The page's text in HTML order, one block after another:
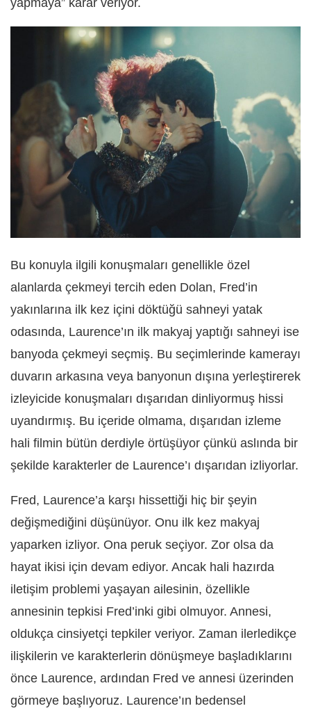
Bu konuyla ilgili konuşmaları genellikle özel
alanlarda çekmeyi tercih eden Dolan, Fred’in
yakınlarına ilk kez içini döktüğü sahneyi yatak
odasında, Laurence’ın ilk makyaj yaptığı sahneyi ise
banyoda çekmeyi seçmiş. Bu seçimlerinde kamerayı
duvarın arkasına veya banyonun dışına yerleştirerek
izleyicide konuşmaları dışarıdan dinliyormuş hissi
uyandırmış. Bu içeride olmama, dışarıdan izleme
hali filmin bütün derdiyle örtüşüyor çünkü aslında bir
şekilde karakterler de Laurence’ı dışarıdan izliyorlar.
Fred, Laurence’a karşı hissettiği hiç bir şeyin
değişmediğini düşünüyor. Onu ilk kez makyaj
yaparken izliyor. Ona peruk seçiyor. Zor olsa da
hayat ikisi için devam ediyor. Ancak hali hazırda
iletişim problemi yaşayan ailesinin, özellikle
annesinin tepkisi Fred’inki gibi olmuyor. Annesi,
oldukça cinsiyetçi tepkiler veriyor. Zaman ilerledikçe
ilişkilerin ve karakterlerin dönüşmeye başladıklarını
önce Laurence, ardından Fred ve annesi üzerinden
görmeye başlıyoruz. Laurence’ın bedensel